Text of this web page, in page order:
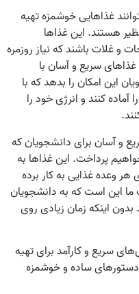
غذاهایی خوشمزه تهیه
هستند. این غذاها
و غلات باشند که نیاز روزمره
غذاهای سریع و آسان با
این امکان را بدهد که با
کنند و انرژی خود را
و آسان برای دانشجویان که
پرداخت. این غذاها به
هر وعده غذایی به کار برده
این است که به دانشجویان
اینکه زمان زیادی روی
سریع و کارآمد برای تهیه
دستورهای ساده و خوشمزه